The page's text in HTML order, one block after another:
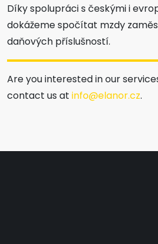
Díky spolupráci s českými i
dokážeme spočítat mzdy
daňových příslušností.
Are you interested in our
contact us at info@elanor.cz.